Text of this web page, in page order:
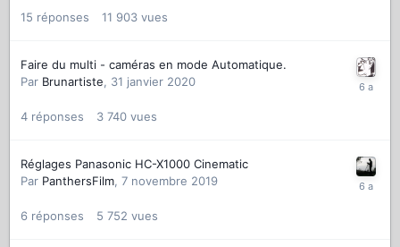
15 réponses 11 903 vues
Faire du multi - caméras en mode Automatique.
Par Brunartiste, 31 janvier 2020
4 réponses 3 740 vues
Réglages Panasonic HC-X1000 Cinematic
Par PanthersFilm, 7 novembre 2019
6 réponses 5 752 vues